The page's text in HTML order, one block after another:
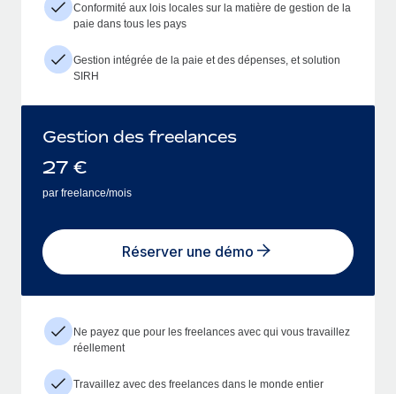
Conformité aux lois locales sur la matière de gestion de la
paie dans tous les pays
Gestion intégrée de la paie et des dépenses, et solution
SIRH
Gestion des freelances
27 €
par freelance/mois
Réserver une démo
Ne payez que pour les freelances avec qui vous travaillez
réellement
Travaillez avec des freelances dans le monde entier